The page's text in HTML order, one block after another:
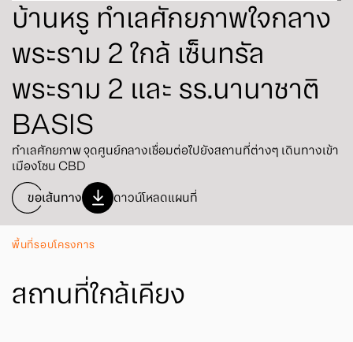
บ้านหรู ทำเลศักยภาพใจกลาง
พระราม 2 ใกล้ เซ็นทรัล
พระราม 2 และ รร.นานาชาติ
BASIS
ทำเลศักยภาพ จุดศูนย์กลางเชื่อมต่อไปยังสถานที่ต่างๆ เดินทางเข้า
เมืองโซน CBD
ขอเส้นทาง
ดาวน์โหลดแผนที่
พื้นที่รอบโครงการ
สถานที่ใกล้เคียง